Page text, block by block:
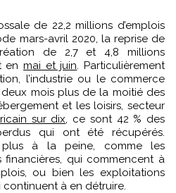
de 22,2 millions d’emplois
mars-avril 2020, la reprise de
de 2,7 et 4,8 millions
en mai et juin . Particulièrement
l’industrie ou le commerce
mois plus de la moitié des
et les loisirs, secteur
sur dix , ce sont 42 % des
qui ont été récupérés.
plus à la peine, comme les
qui commencent à
ou bien les exploitations
à en détruire.